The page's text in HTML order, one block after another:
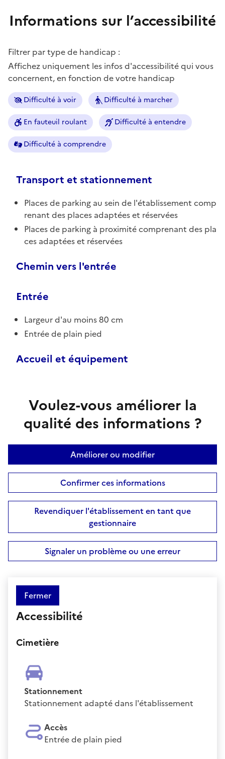
Informations sur l’accessibilité
Filtrer par type de handicap :
Affichez uniquement les infos d'accessibilité qui vous
concernent, en fonction de votre handicap
Difficulté à voir Difficulté à marcher
En fauteuil roulant Difficulté à entendre
Difficulté à comprendre
Transport et stationnement
Places de parking au sein de l'établissement comp
renant des places adaptées et réservées
Places de parking à proximité comprenant des pla
ces adaptées et réservées
Chemin vers l'entrée
Entrée
Largeur d'au moins 80 cm
Entrée de plain pied
Accueil et équipement
Voulez-vous améliorer la
qualité des informations ?
Améliorer ou modifier
Confirmer ces informations
Revendiquer l'établissement en tant que
gestionnaire
Signaler un problème ou une erreur
Fermer
Accessibilité
Cimetière
Stationnement
Stationnement adapté dans l'établissement
Accès
Entrée de plain pied